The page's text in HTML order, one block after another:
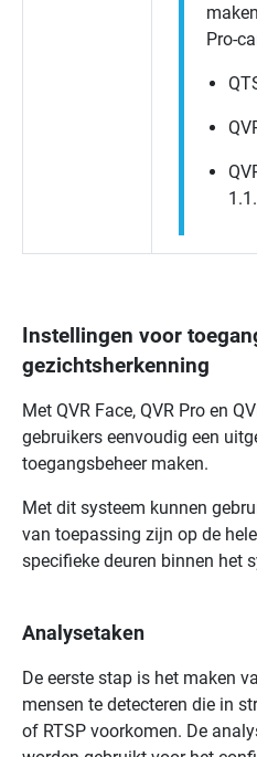
Pro-
Instellingen voor
gezichtsherkenning
Met QVR Face, QVR Pro en
gebruikers eenvoudig een
toegangsbeheer maken.
Met dit systeem kunnen
van toepassing zijn op de
specifieke deuren binnen het
Analysetaken
De eerste stap is het maken
mensen te detecteren die in
of RTSP voorkomen. De